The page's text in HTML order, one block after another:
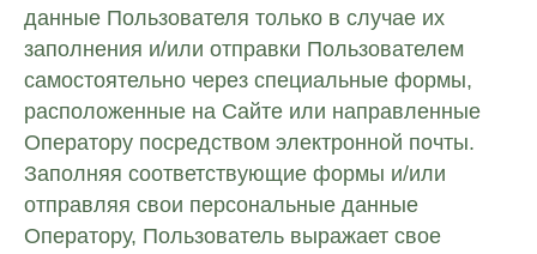
данные Пользователя только в случае их
заполнения и/или отправки Пользователем
самостоятельно через специальные формы,
расположенные на Сайте или направленные
Оператору посредством электронной почты.
Заполняя соответствующие формы и/или
отправляя свои персональные данные
Оператору, Пользователь выражает свое